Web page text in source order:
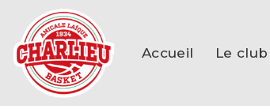
Aller
au
contenu
Accueil Le club